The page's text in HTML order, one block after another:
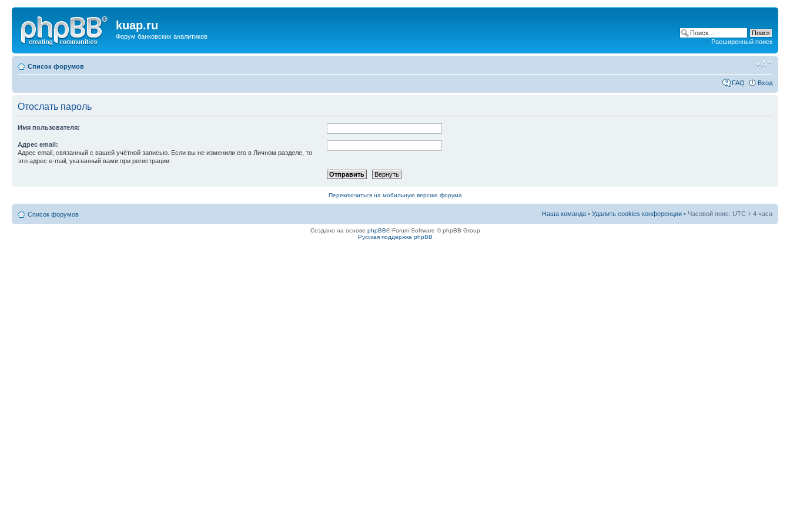
kuap.ru
Форум банковских аналитиков
Расширенный поиск
Список форумов
FAQ Вход
Отослать пароль
Имя пользователя:
Адрес email:
Адрес email, связанный с вашей учётной записью. Если вы не изменили его в Личном разделе, то
это адрес e-mail, указанный вами при регистрации.
Переключиться на мобильную версию форума
Список форумов Наша команда • Удалить cookies конференции • Часовой пояс: UTC + 4 часа
Создано на основе phpBB® Forum Software © phpBB Group
Русская поддержка phpBB